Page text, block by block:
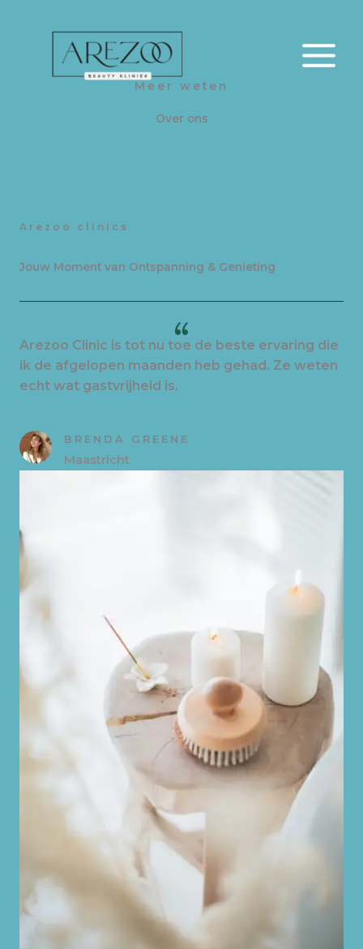
Meer weten
Over ons
Arezoo clinics
Jouw Moment van Ontspanning & Genieting
Arezoo Clinic is tot nu toe de beste ervaring die
ik de afgelopen maanden heb gehad. Ze weten
echt wat gastvrijheid is.
BRENDA GREENE
Maastricht